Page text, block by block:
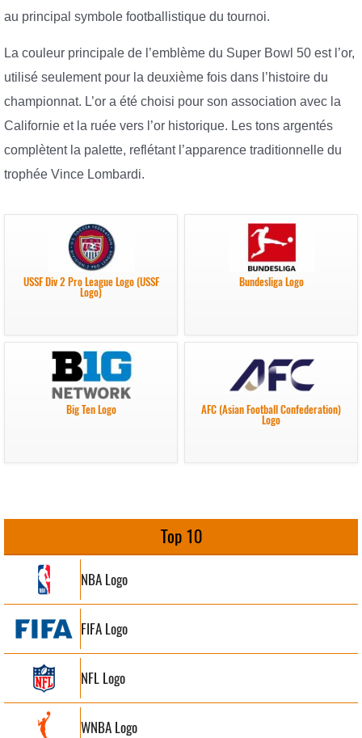
au principal symbole footballistique du tournoi.
La couleur principale de l’emblème du Super Bowl 50 est l’or,
utilisé seulement pour la deuxième fois dans l’histoire du
championnat. L’or a été choisi pour son association avec la
Californie et la ruée vers l’or historique. Les tons argentés
complètent la palette, reflétant l’apparence traditionnelle du
trophée Vince Lombardi.
USSF Div 2 Pro League Logo (USSF
Logo)
Bundesliga Logo
Big Ten Logo AFC (Asian Football Confederation)
Logo
Top 10
NBA Logo
FIFA Logo
NFL Logo
WNBA Logo